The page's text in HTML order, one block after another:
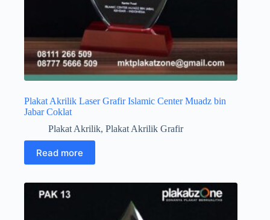
Plakat Akrilik Laser Grafir Islamic Center Muadz bin
Jabar Coklat
Plakat Akrilik, Plakat Akrilik Grafir
Read more